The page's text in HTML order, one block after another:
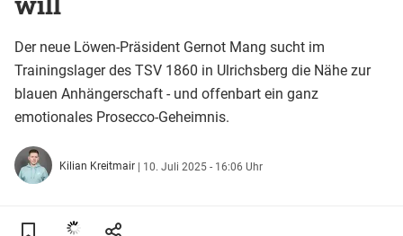
Der neue Löwen-Präsident Gernot Mang sucht im
Trainingslager des TSV 1860 in Ulrichsberg die Nähe zur
blauen Anhängerschaft - und offenbart ein ganz
emotionales Prosecco-Geheimnis.
Kilian Kreitmair | 10. Juli 2025 - 16:06 Uhr